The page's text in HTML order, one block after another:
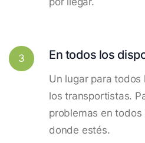
3 En todos los
Un lugar para
los transportistas.
problemas en
donde estés.